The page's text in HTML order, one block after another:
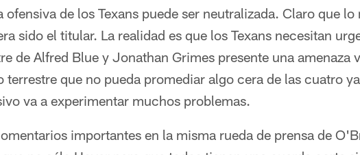
ofensiva de los Texans puede ser neutralizada. Claro que
sido el titular. La realidad es que los Texans necesitan
de Alfred Blue y Jonathan Grimes presente una amenaza
terrestre que no pueda promediar algo cera de las cuatro
va a experimentar muchos problemas.
importantes en la misma rueda de prensa de